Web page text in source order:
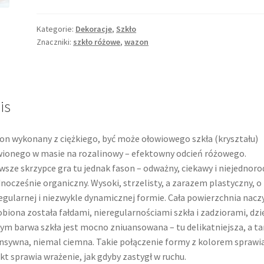
Kategorie: Dekoracje, Szkło
Znaczniki: szkło różowe,wazon
wykonany z ciężkiego, być może ołowiowego szkła (kryształu)
w masie na rozalinowy – efektowny odcień różowego.
skrzypce gra tu jednak fason – odważny, ciekawy i
organiczny. Wysoki, strzelisty, a zarazem plastyczny, o
i niezwykle dynamicznej formie. Cała powierzchnia
została fałdami, nieregularnościami szkła i zadziorami,
barwa szkła jest mocno zniuansowana – tu delikatniejsza, a
niemal ciemna. Takie połączenie formy z kolorem
sprawia wrażenie, jak gdyby zastygł w ruchu.